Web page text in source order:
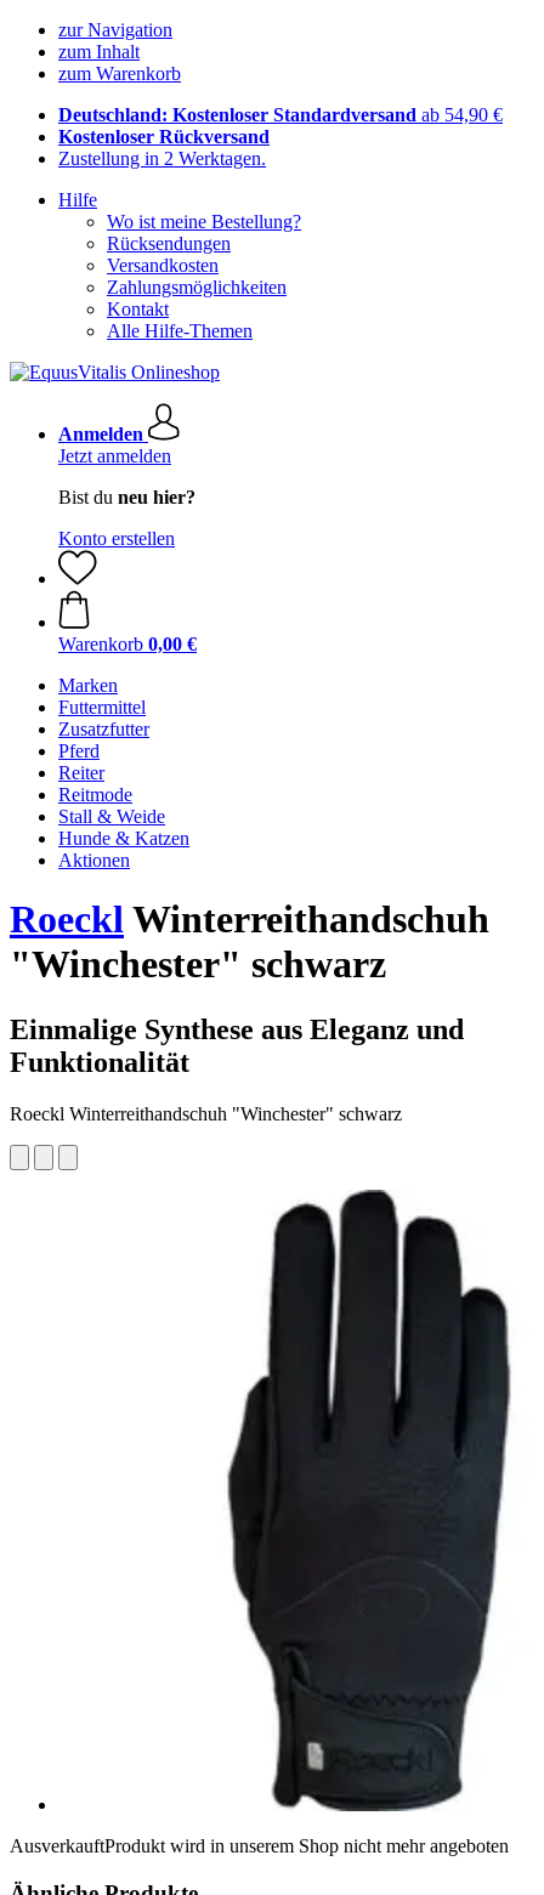
zur Navigation
zum Inhalt
zum Warenkorb
Deutschland: Kostenloser Standardversand ab 54,90 €
Kostenloser Rückversand
Zustellung in 2 Werktagen.
Hilfe
Wo ist meine Bestellung?
Rücksendungen
Versandkosten
Zahlungsmöglichkeiten
Kontakt
Alle Hilfe-Themen
Anmelden
Jetzt anmelden
Bist du neu hier?
Konto erstellen
Warenkorb 0,00 €
Marken
Futtermittel
Zusatzfutter
Pferd
Reiter
Reitmode
Stall & Weide
Hunde & Katzen
Aktionen
RoecklWinterreithandschuh
"Winchester" schwarz
Einmalige Synthese aus Eleganz und
Funktionalität
Roeckl Winterreithandschuh "Winchester" schwarz
AusverkauftProdukt wird in unserem Shop nicht mehr angeboten